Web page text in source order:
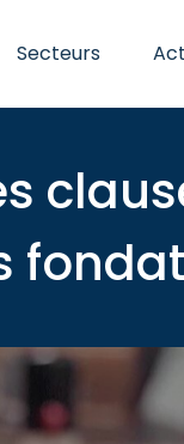
Secteurs